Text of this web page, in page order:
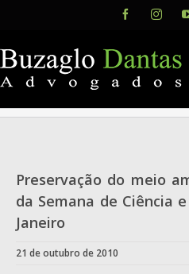
content
Facebook
Preservação do meio
da Semana de Ciência
Janeiro
21 de outubro de 2010